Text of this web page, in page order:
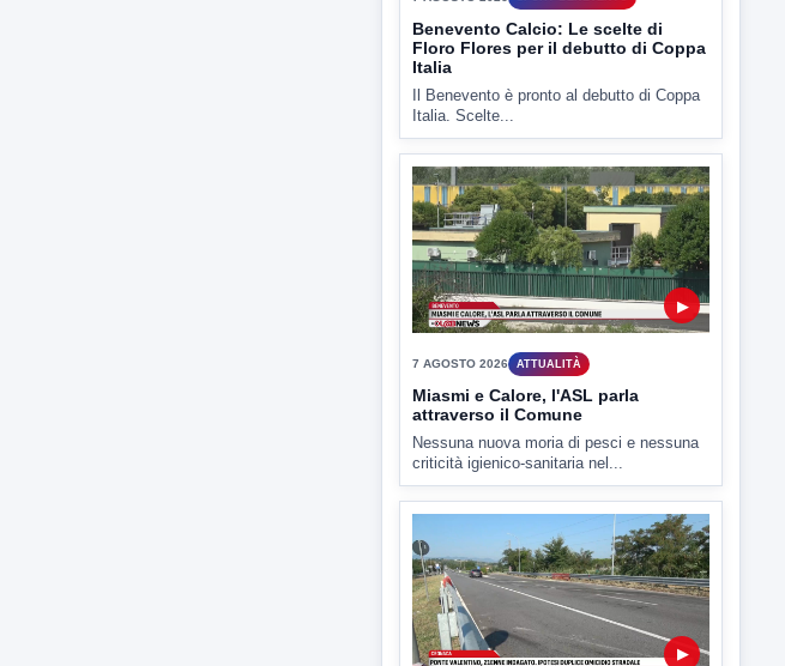
▶
7 AGOSTO 2026 SPORT BENEVENTO
Benevento Calcio: Le scelte di
Floro Flores per il debutto di Coppa
Italia
Il Benevento è pronto al debutto di Coppa
Italia. Scelte...
▶
7 AGOSTO 2026 ATTUALITÀ
Miasmi e Calore, l'ASL parla
attraverso il Comune